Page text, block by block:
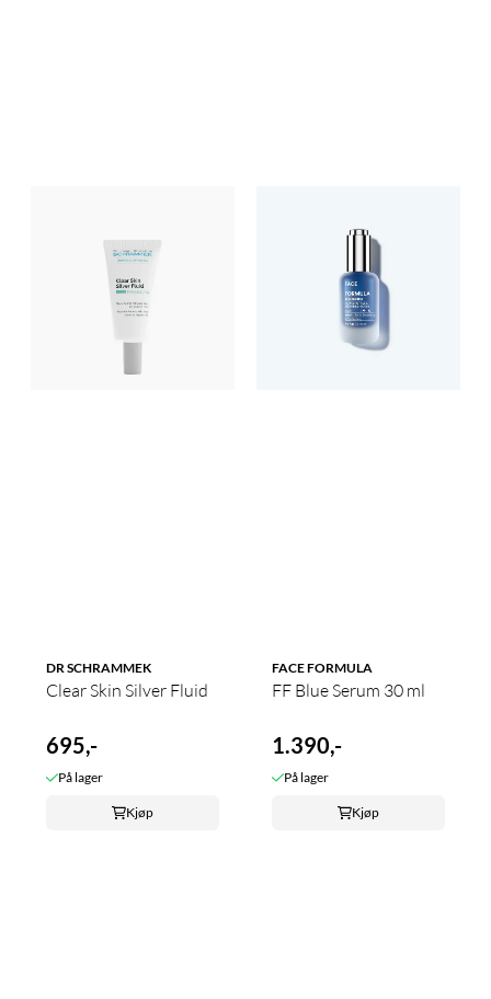
DR SCHRAMMEK
Clear Skin Silver Fluid
695,-
På lager
Kjøp
FACE FORMULA
FF Blue Serum 30 ml
1.390,-
På lager
Kjøp